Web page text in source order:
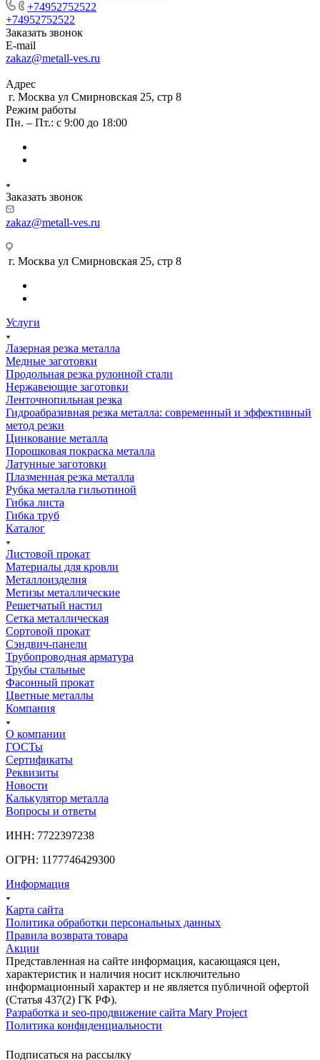
+74952752522
+74952752522
Заказать звонок
E-mail
zakaz@metall-ves.ru
Адрес
г. Москва ул Смирновская 25, стр 8
Режим работы
Пн. – Пт.: с 9:00 до 18:00
Заказать звонок
zakaz@metall-ves.ru
г. Москва ул Смирновская 25, стр 8
Услуги
Лазерная резка металла
Медные заготовки
Продольная резка рулонной стали
Нержавеющие заготовки
Ленточнопильная резка
Гидроабразивная резка металла: современный и эффективный
метод резки
Цинкование металла
Порошковая покраска металла
Латунные заготовки
Плазменная резка металла
Рубка металла гильотиной
Гибка листа
Гибка труб
Каталог
Листовой прокат
Материалы для кровли
Металлоизделия
Метизы металлические
Решетчатый настил
Сетка металлическая
Сортовой прокат
Сэндвич-панели
Трубопроводная арматура
Трубы стальные
Фасонный прокат
Цветные металлы
Компания
О компании
ГОСТы
Сертификаты
Реквизиты
Новости
Калькулятор металла
Вопросы и ответы
ИНН: 7722397238
ОГРН: 1177746429300
Информация
Карта сайта
Политика обработки персональных данных
Правила возврата товара
Акции
Представленная на сайте информация, касающаяся цен,
характеристик и наличия носит исключительно
информационный характер и не является публичной офертой
(Статья 437(2) ГК РФ).
Разработка и seo-продвижение сайта Mary Project
Политика конфиденциальности
Подписаться на рассылку